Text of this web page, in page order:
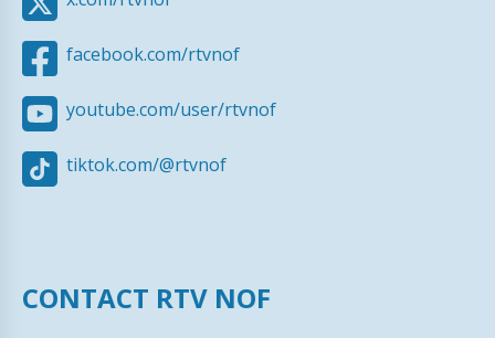
facebook.com/rtvnof
youtube.com/user/rtvnof
tiktok.com/@rtvnof
CONTACT RTV NOF